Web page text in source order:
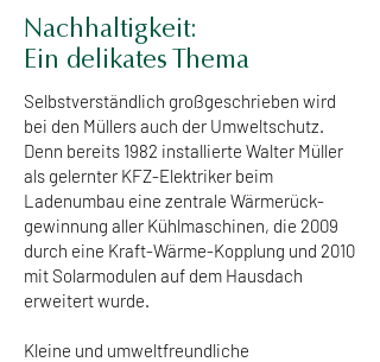
Nachhaltigkeit:
Ein delikates Thema
Selbstverständlich großgeschrieben wird
bei den Müllers auch der Umweltschutz.
Denn bereits 1982 installierte Walter Müller
als gelernter KFZ-Elektriker beim
Ladenumbau eine zentrale Wärmerück-
gewinnung aller Kühlmaschinen, die 2009
durch eine Kraft-Wärme-Kopplung und 2010
mit Solarmodulen auf dem Hausdach
erweitert wurde.
Kleine und umweltfreundliche